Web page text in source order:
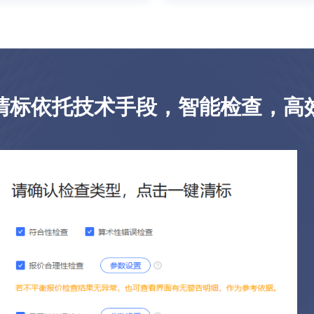
标依托技术手段，智能检查，高